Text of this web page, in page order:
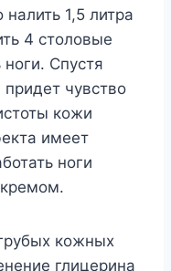
1,5 литра
4 столовые
Спустя
чувство
кожи
имеет
ноги
кожных
глицерина